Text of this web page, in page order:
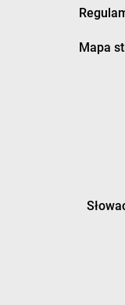
Mapa